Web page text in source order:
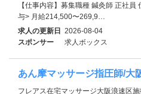
【仕事内容】募集職種 鍼灸師 正社
与> 月給214,500〜269,9…
求人の更新日 2026-08-04
スポンサー
求人ボックス
あん摩マッサージ指圧師/大
フレアス在宅マッサージ大阪浪速区